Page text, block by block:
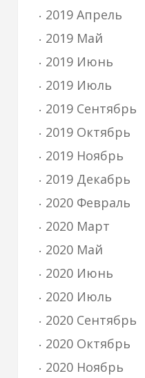
2019 Апрель
2019 Май
2019 Июнь
2019 Июль
2019 Сентябрь
2019 Октябрь
2019 Ноябрь
2019 Декабрь
2020 Февраль
2020 Март
2020 Май
2020 Июнь
2020 Июль
2020 Сентябрь
2020 Октябрь
2020 Ноябрь